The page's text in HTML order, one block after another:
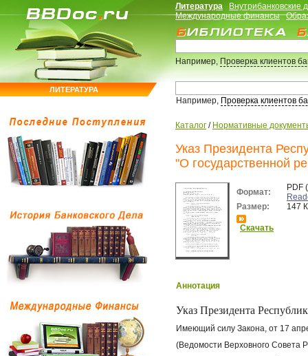
ЛИТЕРАТУРА
Литература
Внутрибанковские
Международные финансы
Например,Проверка клиентов
Например, Проверка клиентов
Каталог / Нормативные
Указ Президента
"О государственной
Формат:
PDF
Размер:
147
Скачать
Аннотация
Указ Президента
Имеющий силу Закона, от 17
(Ведомости Верховного Совета